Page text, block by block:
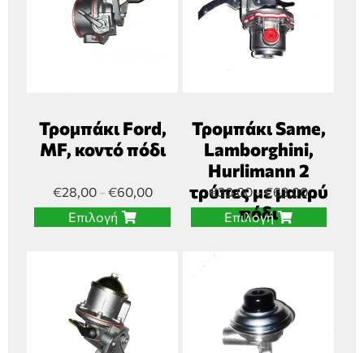
Τρομπάκι Ford,
MF, κοντό πόδι
€28,00–€60,00
Επιλογή
Τρομπάκι Same,
Lamborghini,
Hurlimann 2
τρύπες με μακρύ
πόδι
€30,00–€63,00
Επιλογή